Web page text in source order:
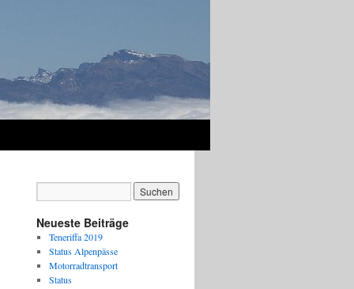
Neueste Beiträge
Teneriffa 2019
Status Alpenpässe
Motorradtransport
Status